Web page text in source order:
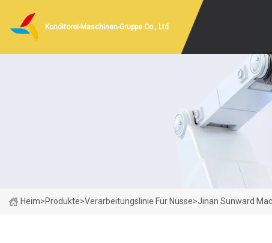
Konditorei-Maschinen-Gruppe Co., Ltd
Heim>Produkte>Verarbeitungslinie Für Nüsse>Jinan Sunward